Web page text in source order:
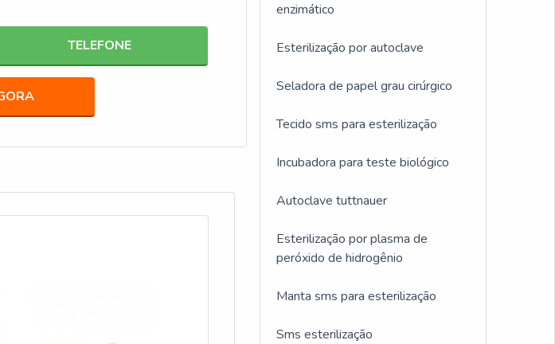
TELEFONE
enzimático
Esterilização por autoclave
Seladora de papel grau cirúrgico
Tecido sms para esterilização
Incubadora para teste biológico
Autoclave tuttnauer
Esterilização por plasma de
peróxido de hidrogênio
Manta sms para esterilização
Sms esterilização